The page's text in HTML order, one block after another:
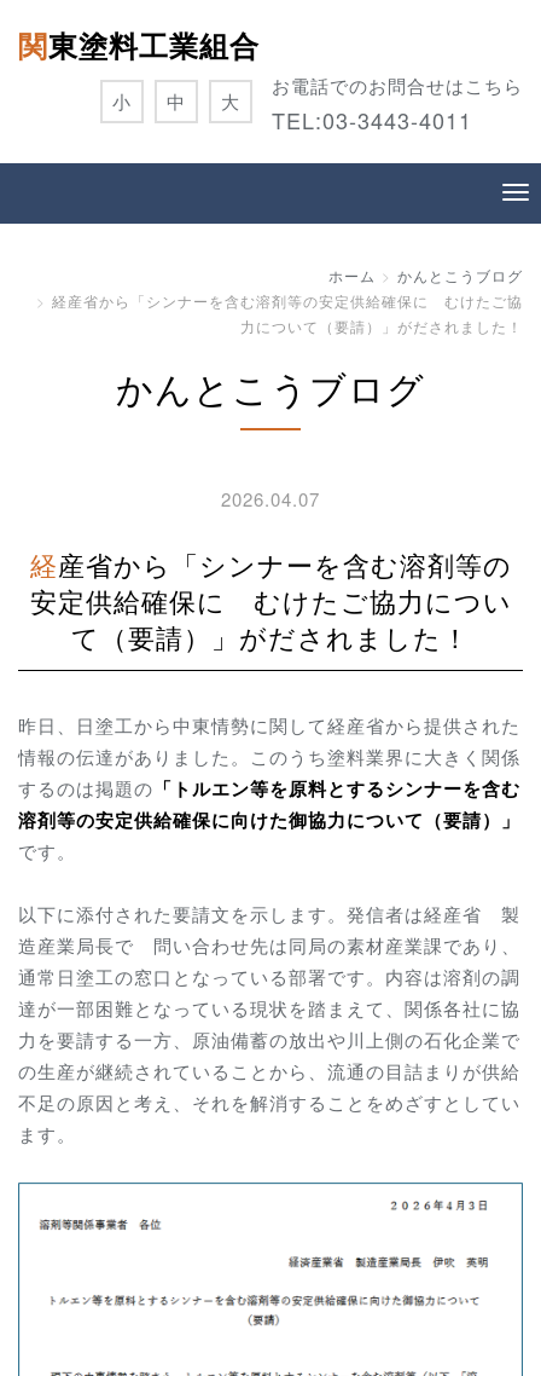
関東塗料工業組合
お電話でのお問合せはこちら
TEL:03-3443-4011
小 中 大
ホーム
かんとこうブログ
経産省から「シンナーを含む溶剤等の安定供給確保に むけたご協
力について（要請）」がだされました！
かんとこうブログ
2026.04.07
経産省から「シンナーを含む溶剤等の
安定供給確保に むけたご協力につい
て（要請）」がだされました！
昨日、日塗工から中東情勢に関して経産省から提供された
情報の伝達がありました。このうち塗料業界に大きく関係
するのは掲題の 「 トルエン等を原料とするシンナーを含む
溶剤等の安定供給確保に向けた御協力について（要請）」
です。
以下に添付された要請文を示します。発信者は経産省 製
造産業局長で 問い合わせ先は同局の素材産業課であり、
通常日塗工の窓口となっている部署です。内容は溶剤の調
達が一部困難となっている現状を踏まえて、関係各社に協
力を要請する一方、原油備蓄の放出や川上側の石化企業で
の生産が継続されていることから、流通の目詰まりが供給
不足の原因と考え、それを解消することをめざすとしてい
ます。